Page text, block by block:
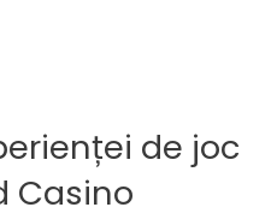
de joc
Casino